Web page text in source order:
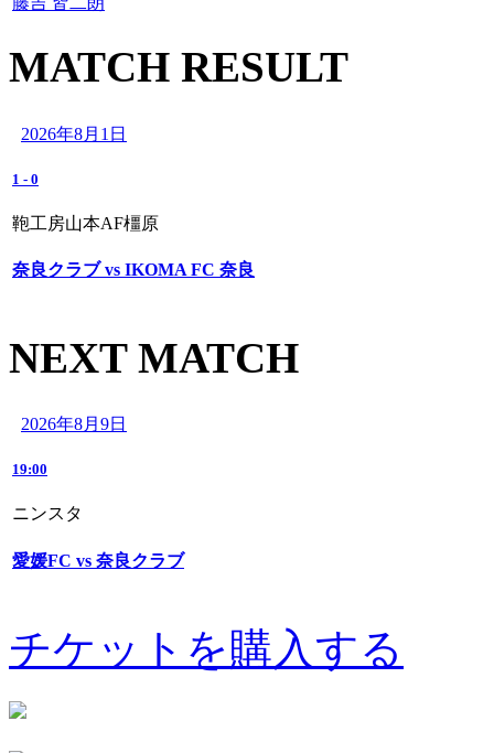
MATCH RESULT
2026年8月1日
1 - 0
鞄工房山本AF橿原
奈良クラブ vs IKOMA FC 奈良
NEXT MATCH
2026年8月9日
19:00
ニンスタ
愛媛FC vs 奈良クラブ
チケットを購入する